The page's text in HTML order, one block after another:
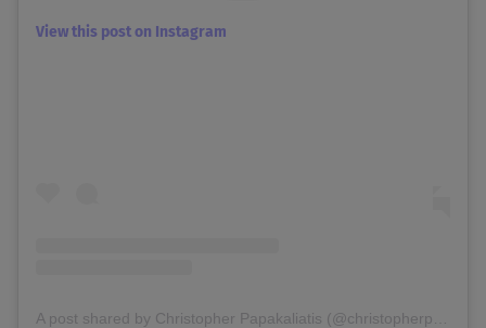
View this post on Instagram